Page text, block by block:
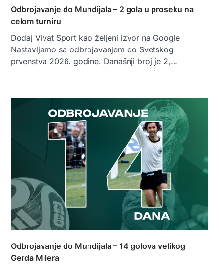
Odbrojavanje do Mundijala – 2 gola u proseku na
celom turniru
Dodaj Vivat Sport kao željeni izvor na Google
Nastavljamo sa odbrojavanjem do Svetskog
prvenstva 2026. godine. Današnji broj je 2,…
Odbrojavanje do Mundijala – 14 golova velikog
Gerda Milera